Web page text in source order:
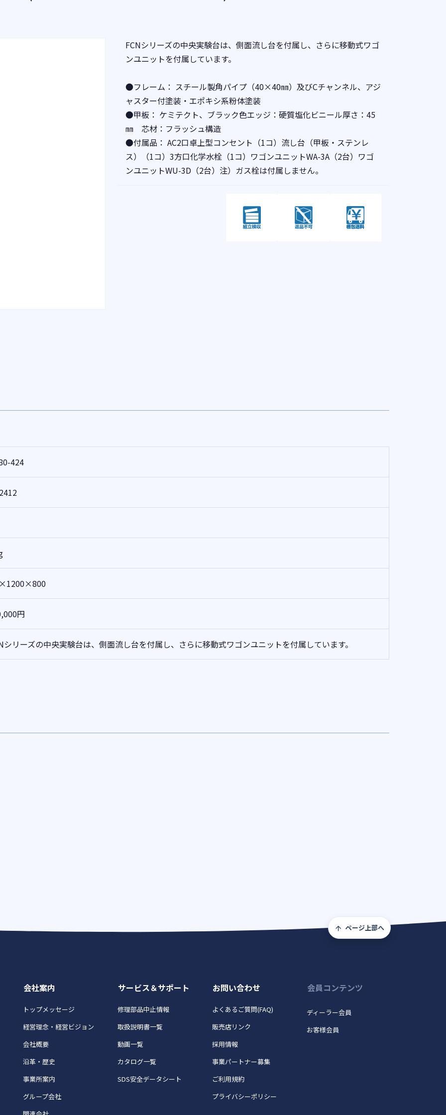
FCNシリーズの中央実験台は、側面流し台を付属し、さらに移動式ワゴ
ンユニットを付属しています。
●フレーム： スチール製角パイプ（40×40㎜）及びCチャンネル、アジ
ャスター付塗装・エポキシ系粉体塗装
●甲板： ケミテクト、ブラック色エッジ：硬質塩化ビニール厚さ：45
㎜ 芯材：フラッシュ構造
●付属品： AC2口卓上型コンセント（1コ）流し台（甲板・ステンレ
ス）（1コ）3方口化学水栓（1コ）ワゴンユニットWA-3A（2台）ワゴ
ンユニットWU-3D（2台）注）ガス栓は付属しません。
424
円
リーズの中央実験台は、側面流し台を付属し、さらに移動式ワゴンユニットを付属しています。
ページ上部へ
会社案内
トップメッセージ
経営理念・経営ビジョン
会社概要
沿革・歴史
事業所案内
グループ会社
サービス＆サポート
修理部品中止情報
取扱説明書一覧
動画一覧
カタログ一覧
SDS安全データシート
お問い合わせ
よくあるご質問(FAQ)
販売店リンク
採用情報
事業パートナー募集
ご利用規約
プライバシーポリシー
会員コンテンツ
ディーラー会員
お客様会員